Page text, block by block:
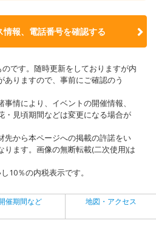
情報、電話番号を確認する
です。随時更新をしておりますが内
りますので、事前にご確認のう
情により、イベントの開催情報、
・見頃期間などは変更になる場合が
から本ページへの掲載の許諾をい
ります。画像の無断転載(二次使用)は
10％の内税表示です。
催期間など 地図・アクセス